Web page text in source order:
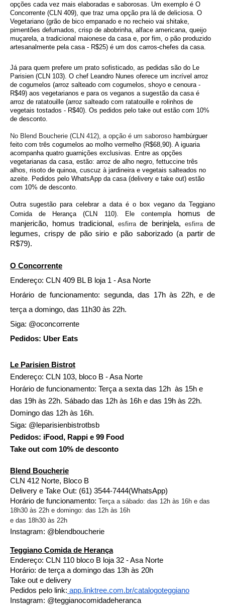
opções cada vez mais elaboradas e saborosas. Um exemplo é O
Concorrente (CLN 409), que traz uma opção pra lá de deliciosa. O
Vegetariano (grão de bico empanado e no recheio vai shitake,
pimentões defumados, crisp de abobrinha, alface americana, queijo
muçarela, a tradicional maionese da casa e, por fim, o pão produzido
artesanalmente pela casa - R$25) é um dos carros-chefes da casa.
Já para quem prefere um prato sofisticado, as pedidas são do Le
Parisien (CLN 103). O chef Leandro Nunes oferece um incrível arroz
de cogumelos (arroz salteado com cogumelos, shoyo e cenoura -
R$49) aos vegetarianos e para os veganos a sugestão da casa é
arroz de ratatouille (arroz salteado com ratatouille e rolinhos de
vegetais tostados - R$40). Os pedidos pelo take out estão com 10%
de desconto.
No Blend Boucherie (CLN 412), a opção é um saboroso hambúrguer
feito com três cogumelos ao molho vermelho (R$68,90). A iguaria
acompanha quatro guarnições exclusivas. Entre as opções
vegetarianas da casa, estão: arroz de alho negro, fettuccine três
alhos, risoto de quinoa, cuscuz à jardineira e vegetais salteados no
azeite. Pedidos pelo WhatsApp da casa (delivery e take out) estão
com 10% de desconto.
Outra sugestão para celebrar a data é o box vegano da Teggiano
Comida de Herança (CLN 110). Ele contempla
homus de
manjericão, homus tradicional, esfirra de berinjela, esfirra de
legumes, crispy de pão sirio e pão saborizado (a partir de
R$79).
O Concorrente
Endereço: CLN 409 BL B loja 1 - Asa Norte
Horário de funcionamento: segunda, das 17h às 22h, e de
terça a domingo, das 11h30 às 22h.
Siga: @oconcorrente
Pedidos: Uber Eats
Le Parisien Bistrot
Endereço: CLN 103, bloco B - Asa Norte
Horário de funcionamento: Terça a sexta das 12h  às 15h e
das 19h às 22h. Sábado das 12h às 16h e das 19h às 22h.
Domingo das 12h às 16h.
Siga: @leparisienbistrotbsb
Pedidos: iFood, Rappi e 99 Food
Take out com 10% de desconto
Blend Boucherie
CLN 412 Norte, Bloco B
Delivery e Take Out: (61) 3544-7444(WhatsApp)
Horário de funcionamento: Terça a sábado: das 12h às 16h e das
18h30 às 22h e domingo: das 12h às 16h
e das 18h30 às 22h
Instagram: @blendboucherie
Teggiano Comida de Herança
Endereço: CLN 110 bloco B loja 32 - Asa Norte
Horário: de terça a domingo das 13h às 20h
Take out e delivery
Pedidos pelo link: app.linktree.com.br/catalogoteggiano
Instagram: @teggianocomidadeheranca